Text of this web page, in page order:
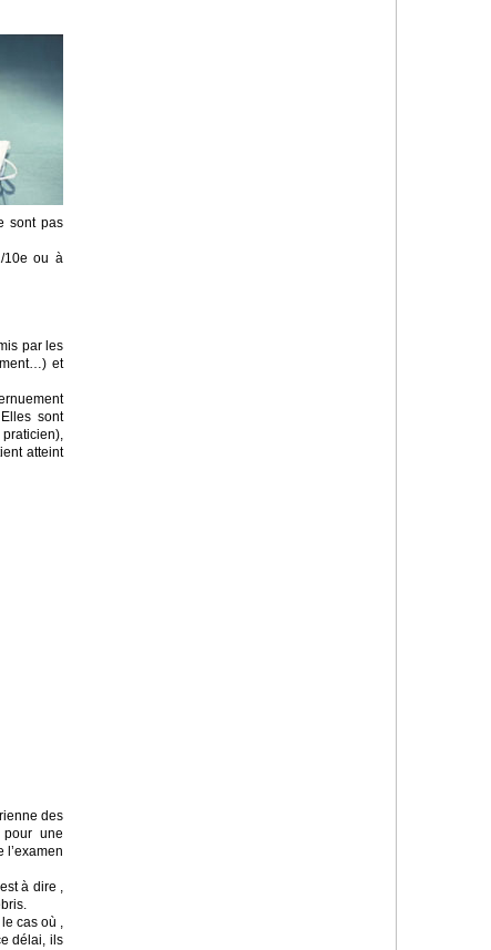
sont pas
10e ou à
par les
et
sont
atteint
des
pour une
l’examen
à dire ,
cas où ,
délai, ils